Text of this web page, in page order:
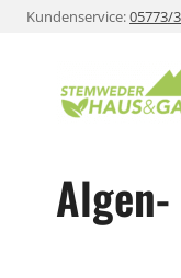
ZumKundenservice:05773/